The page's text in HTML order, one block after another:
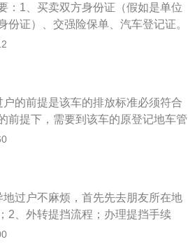
先去领取旧机动车买卖合同，双方
证明材料去办理转移受理了。
：1、买卖双方身份证（假如是单位
证）、交强险保单、汽车登记证。
车注册、转移、注销登记\/转入申请
车销售发票、《协助执行通知书》和
位出具的调拨表明应该是原件、汽车
的前提是该车的排放标准必须符合
前提下，需要到该车的原登记地车管
入的地区车管所办理过户上牌手续
，因为在办理迁入时是必须上交的。
保障及保证车辆来源的合法性；
册登记的机动车所有权发生转移
三十日内向登记地车辆管理所申请
当将涉及该车的道路交通安全违法
过户不麻烦，首先先去朋友所在地
2、外转提挡流程；办理提挡手续
3、交手续：同本市过户相同，行